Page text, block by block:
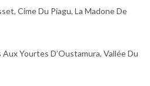
Cime Du Piagu, La Madone De
Yourtes D’Oustamura, Vallée Du